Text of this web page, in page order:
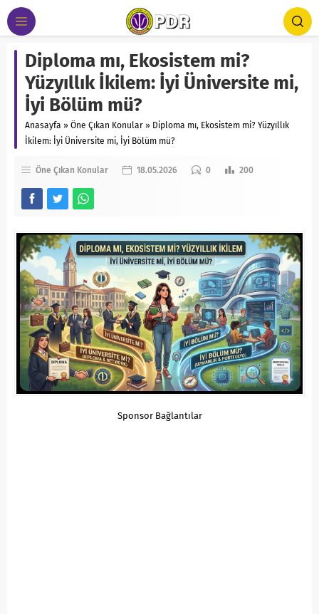
Diploma mı, Ekosistem mi?
Yüzyıllık İkilem: İyi Üniversite mi,
İyi Bölüm mü?
Anasayfa » Öne Çıkan Konular » Diploma mı, Ekosistem mi? Yüzyıllık
İkilem: İyi Üniversite mi, İyi Bölüm mü?
Öne Çıkan Konular 18.05.2026 0 200
Sponsor Bağlantılar